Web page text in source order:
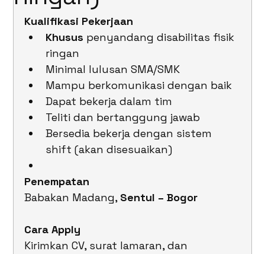
Kualifikasi Pekerjaan
Khusus penyandang disabilitas fisik
ringan
Minimal lulusan SMA/SMK
Mampu berkomunikasi dengan baik
Dapat bekerja dalam tim
Teliti dan bertanggung jawab
Bersedia bekerja dengan sistem
shift (akan disesuaikan)
Penempatan
Babakan Madang, Sentul – Bogor
Cara Apply
Kirimkan CV, surat lamaran, dan